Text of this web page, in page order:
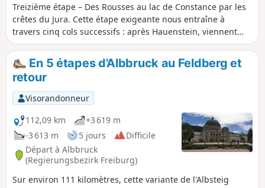
Treizième étape – Des Rousses au lac de Constance par les
crêtes du Jura. Cette étape exigeante nous entraîne à
travers cinq cols successifs : après Hauenstein, viennent
Schafmatt, Salhöhe, Bänkerjoch, et enfin le Col de
Staffelegg. Entre ces passages, le relief s’intensifie avec
l’ascension de la Geissfluh, sommet abrupt marquant la
frontière du canton de Bâle-Campagne. Le parcours alterne
entre denses forêts jurassiennes, clairières paisibles et
quelques pâturages ouverts, offrant une belle variété de
paysages et d’ambiances.
En 5 étapes d'Albbruck au Feldberg et
retour
Visorandonneur
112,09 km
+3 619 m
-3 613 m
5 jours
Difficile
Départ à Albbruck
(Regierungsbezirk Freiburg)
Sur environ 111 kilomètres, cette variante de l'Albsteig